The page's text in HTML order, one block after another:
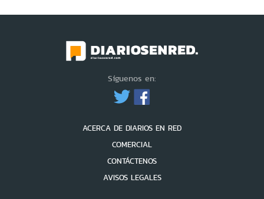
Síguenos en:
ACERCA DE DIARIOS EN RED
COMERCIAL
CONTÁCTENOS
AVISOS LEGALES